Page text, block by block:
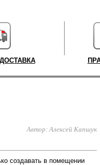
Автор: Алексей Капшук
создавать в помещении